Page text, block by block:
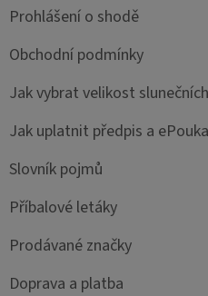
Prohlášení o shodě
Obchodní podmínky
Jak vybrat velikost
Jak uplatnit předpis a
Slovník pojmů
Příbalové letáky
Prodávané značky
Doprava a platba